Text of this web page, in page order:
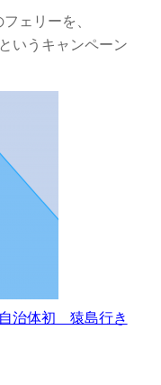
ェリーを、
いうキャンペーン
治体初 猿島行き